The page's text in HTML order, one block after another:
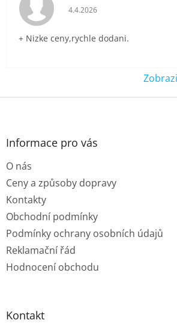
Hodnocení obchodu je 5 z
4.4.2026
+ Nizke ceny,rychle dodani.
Z
Informace pro vás
O nás
Ceny a způsoby dopravy
Kontakty
Obchodní podmínky
Podmínky ochrany osobních údajů
Reklamační řád
Hodnocení obchodu
Kontakt